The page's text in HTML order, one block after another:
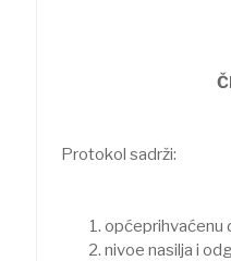
Protokol sadrži:
općeprihvaćenu
nivoe nasilja i